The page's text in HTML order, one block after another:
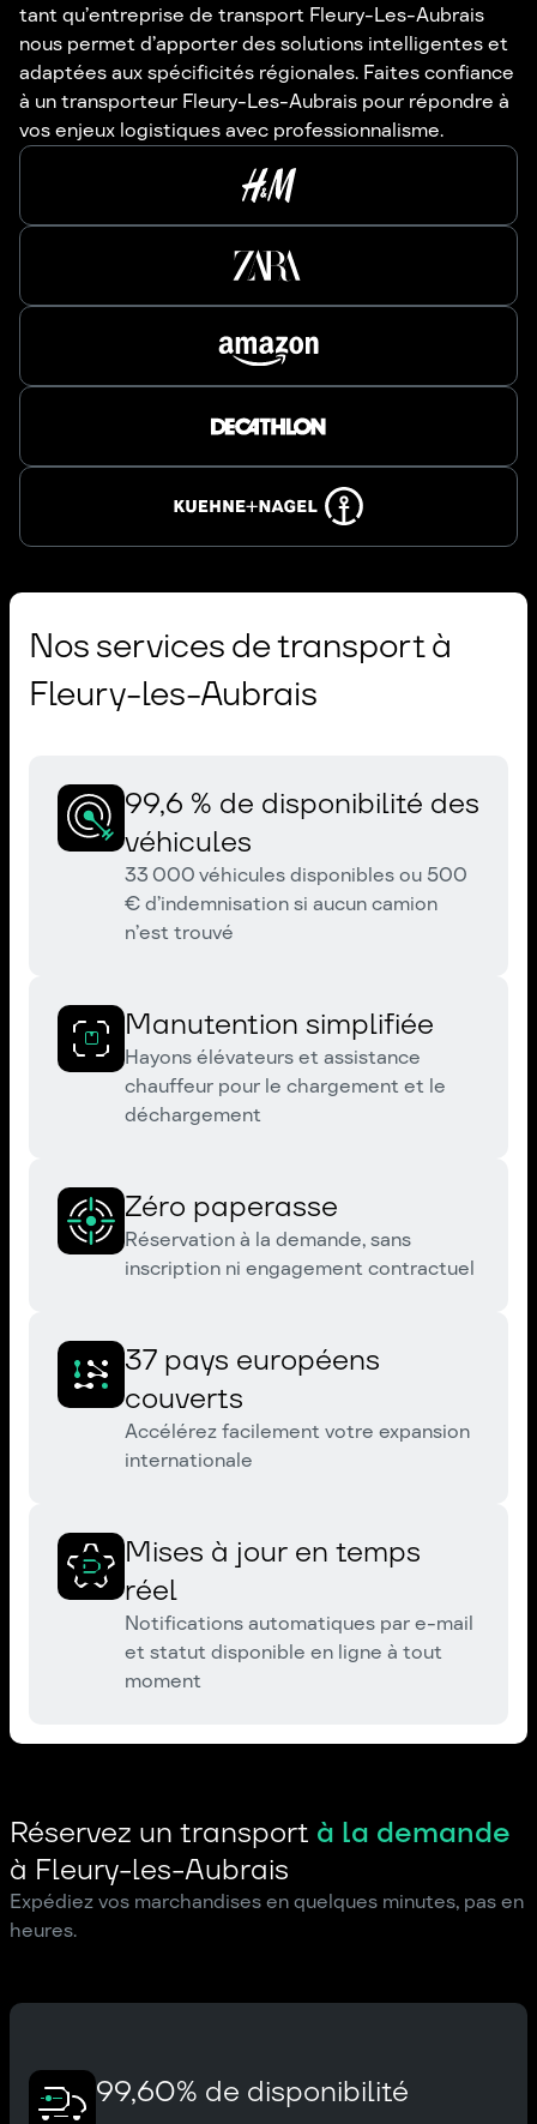
tant qu’entreprise de transport Fleury-Les-Aubrais
nous permet d’apporter des solutions intelligentes et
adaptées aux spécificités régionales. Faites confiance
à un transporteur Fleury-Les-Aubrais pour répondre à
vos enjeux logistiques avec professionnalisme.
Nos services de transport à
Fleury-les-Aubrais
99,6 % de disponibilité des
véhicules
33 000 véhicules disponibles ou 500
€ d’indemnisation si aucun camion
n’est trouvé
Manutention simplifiée
Hayons élévateurs et assistance
chauffeur pour le chargement et le
déchargement
Zéro paperasse
Réservation à la demande, sans
inscription ni engagement contractuel
37 pays européens
couverts
Accélérez facilement votre expansion
internationale
Mises à jour en temps
réel
Notifications automatiques par e-mail
et statut disponible en ligne à tout
moment
99,60% de disponibilité
Réservez un transport à la demande
à Fleury-les-Aubrais
Expédiez vos marchandises en quelques minutes, pas en
heures.